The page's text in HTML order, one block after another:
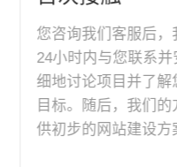
您咨询我们客服后
24小时内与您联系
细地讨论项目并了
目标。随后，我们
供初步的网站建设方